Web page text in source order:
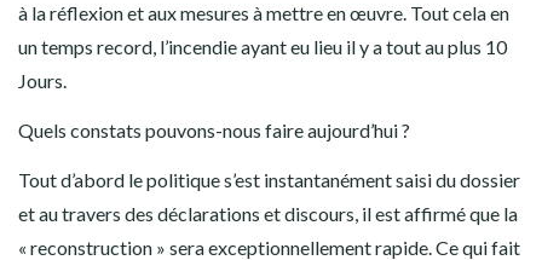
à la réflexion et aux mesures à mettre en œuvre. Tout cela en
un temps record, l’incendie ayant eu lieu il y a tout au plus 10
Jours.
Quels constats pouvons-nous faire aujourd’hui ?
Tout d’abord le politique s’est instantanément saisi du dossier
et au travers des déclarations et discours, il est affirmé que la
« reconstruction » sera exceptionnellement rapide. Ce qui fait